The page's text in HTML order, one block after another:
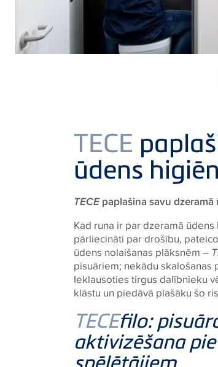
TECE
ūdens
TECE paplašina savu
Kad runa ir par dzeramā
pārliecināti par drošību,
ūdens nolaišanas plāksnēm –
pisuāriem; nekādu skalošanas
Ieklausoties tirgus dalībnieku
klāstu un piedāvā plašāku šo
TECEfilo:
aktivizēšana